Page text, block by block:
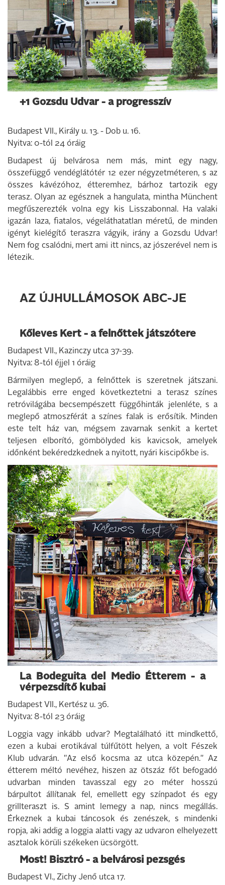
+1 Gozsdu Udvar - a progresszív
Budapest VII., Király u. 13. - Dob u. 16.
Nyitva: 0-tól 24 óráig
Budapest új belvárosa nem más, mint egy nagy,
összefüggő vendéglátótér 12 ezer négyzetméteren, s az
összes kávézóhoz, étteremhez, bárhoz tartozik egy
terasz. Olyan az egésznek a hangulata, mintha Münchent
megfűszerezték volna egy kis Lisszabonnal. Ha valaki
igazán laza, fiatalos, végeláthatatlan méretű, de minden
igényt kielégítő teraszra vágyik, irány a Gozsdu Udvar!
Nem fog csalódni, mert ami itt nincs, az jószerével nem is
létezik.
AZ ÚJHULLÁMOSOK ABC-JE
Kőleves Kert - a felnőttek játszótere
Budapest VII., Kazinczy utca 37-39.
Nyitva: 8-tól éjjel 1 óráig
Bármilyen meglepő, a felnőttek is szeretnek játszani.
Legalábbis erre enged következtetni a terasz színes
retróvilágába becsempészett függőhinták jelenléte, s a
meglepő atmoszférát a színes falak is erősítik. Minden
este telt ház van, mégsem zavarnak senkit a kertet
teljesen elborító, gömbölyded kis kavicsok, amelyek
időnként bekéredzkednek a nyitott, nyári kiscipőkbe is.
La Bodeguita del Medio Étterem - a
vérpezsdítő kubai
Budapest VII., Kertész u. 36.
Nyitva: 8-tól 23 óráig
Loggia vagy inkább udvar? Megtalálható itt mindkettő,
ezen a kubai erotikával túlfűtött helyen, a volt Fészek
Klub udvarán. "Az első kocsma az utca közepén." Az
étterem méltó nevéhez, hiszen az ötszáz főt befogadó
udvarban minden tavasszal egy 20 méter hosszú
bárpultot állítanak fel, emellett egy színpadot és egy
grillteraszt is. S amint lemegy a nap, nincs megállás.
Érkeznek a kubai táncosok és zenészek, s mindenki
ropja, aki addig a loggia alatti vagy az udvaron elhelyezett
asztalok körüli székeken ücsörgött.
Most! Bisztró - a belvárosi pezsgés
Budapest VI., Zichy Jenő utca 17.